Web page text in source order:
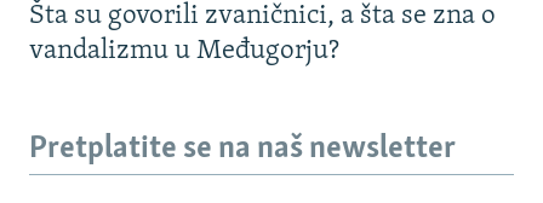
Šta su govorili zvaničnici, a šta se zna o
vandalizmu u Međugorju?
Pretplatite se na naš newsletter